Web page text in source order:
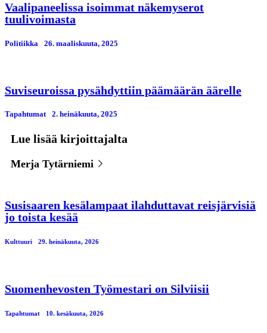
Vaalipaneelissa isoimmat näkemyserot
tuulivoimasta
Politiikka 26. maaliskuuta, 2025
Suviseuroissa pysähdyttiin päämäärän äärelle
Tapahtumat 2. heinäkuuta, 2025
Lue lisää kirjoittajalta
Merja Tytärniemi
Susisaaren kesälampaat ilahduttavat reisjärvisiä
jo toista kesää
Kulttuuri 29. heinäkuuta, 2026
Suomenhevosten Työmestari on Silviisii
Tapahtumat 10. kesäkuuta, 2026